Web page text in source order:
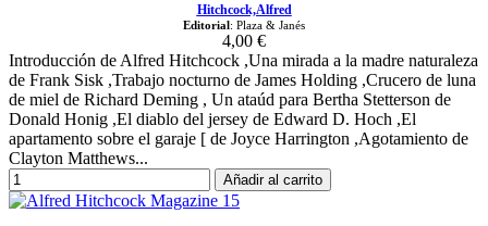
Hitchcock,Alfred
Editorial: Plaza & Janés
4,00 €
Introducción de Alfred Hitchcock ,Una mirada a la madre naturaleza
de Frank Sisk ,Trabajo nocturno de James Holding ,Crucero de luna
de miel de Richard Deming , Un ataúd para Bertha Stetterson de
Donald Honig ,El diablo del jersey de Edward D. Hoch ,El
apartamento sobre el garaje [ de Joyce Harrington ,Agotamiento de
Clayton Matthews...
Añadir al carrito